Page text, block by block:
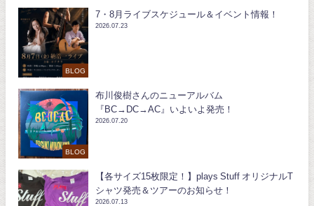
BLOG
7・8月ライブスケジュール＆イベント情報！
2026.07.23
BLOG
布川俊樹さんのニューアルバム
『BC→DC→AC』いよいよ発売！
2026.07.20
【各サイズ15枚限定！】plays Stuff オリジナルT
シャツ発売＆ツアーのお知らせ！
2026.07.13